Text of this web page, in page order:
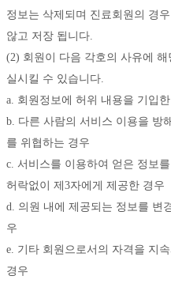
정보는 삭제되며 진료회원의 경
않고 저장 됩니다.
(2) 회원이 다음 각호의 사유에
실시킬 수 있습니다.
a. 회원정보에 허위 내용을 기입
b. 다른 사람의 서비스 이용을 방
를 위협하는 경우
c. 서비스를 이용하여 얻은 정보
허락없이 제3자에게 제공한 경우
d. 의원 내에 제공되는 정보를 변
우
e. 기타 회원으로서의 자격을 지
경우